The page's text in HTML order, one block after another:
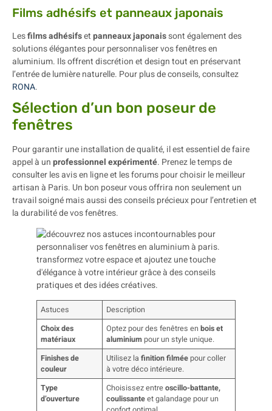
Films adhésifs et panneaux japonais
Lesfilms adhésifsetpanneaux japonaissont également des
solutions élégantes pour personnaliser vos fenêtres en
aluminium. Ils offrent discrétion et design tout en préservant
l’entrée de lumière naturelle. Pour plus de conseils, consultez
RONA.
Sélection d’un bon poseur de
fenêtres
Pour garantir une installation de qualité, il est essentiel de faire
appel à unprofessionnel expérimenté. Prenez le temps de
consulter les avis en ligne et les forums pour choisir le meilleur
artisan à Paris. Un bon poseur vous offrira non seulement un
travail soigné mais aussi des conseils précieux pour l’entretien et
la durabilité de vos fenêtres.
Astuces
Description
Choix des
matériaux
Optez pour des fenêtres enbois et
aluminiumpour un style unique.
Finishes de
couleur
Utilisez lafinition filmée pour coller
à votre déco intérieure.
Type
d’ouverture
Choisissez entreoscillo-battante,
coulissanteet galandage pour un